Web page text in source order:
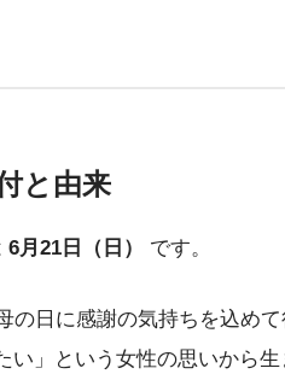
と由来
6月21日（日） です。
の日に感謝の気持ちを込め
」という女性の思いから